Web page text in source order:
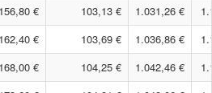
156,80 € 103,13 € 1.031,26 €
162,40 € 103,69 € 1.036,86 €
168,00 € 104,25 € 1.042,46 €